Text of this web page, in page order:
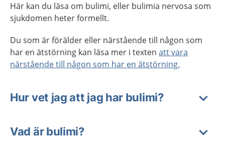
Här kan du läsa om bulimi, eller bulimia nervosa som
sjukdomen heter formellt.
Du som är förälder eller närstående till någon som
har en ätstörning kan läsa mer i texten att vara
närstående till någon som har en ätstörning.
Hur vet jag att jag har bulimi?
Vad är bulimi?